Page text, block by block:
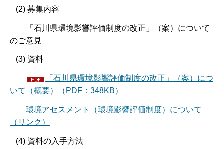
(2) 募集内容
「石川県環境影響評価制度の改正」（案）について
のご意見
(3) 資料
「石川県環境影響評価制度の改正」（案）につ
いて（概要）（PDF：348KB）
環境アセスメント（環境影響評価制度）について
（リンク）
(4) 資料の入手方法